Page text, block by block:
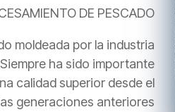
DE PESCADO
moldeada por la industria
ha sido importante
calidad superior desde el
generaciones anteriores